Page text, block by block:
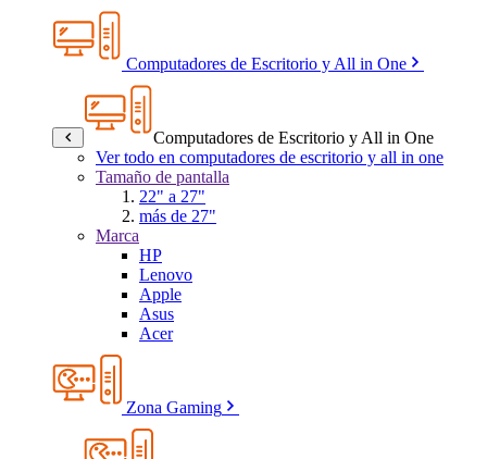
Computadores de Escritorio y All in One
Computadores de Escritorio y All in One
Ver todo en computadores de escritorio y all in one
Tamaño de pantalla
22" a 27"
más de 27"
Marca
HP
Lenovo
Apple
Asus
Acer
Zona Gaming